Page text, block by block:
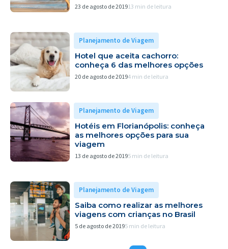
23 de agosto de 201913 min de leitura
Planejamento de Viagem
Hotel que aceita cachorro:
conheça 6 das melhores opções
20 de agosto de 20194 min de leitura
Planejamento de Viagem
Hotéis em Florianópolis: conheça
as melhores opções para sua
viagem
13 de agosto de 20195 min de leitura
Planejamento de Viagem
Saiba como realizar as melhores
viagens com crianças no Brasil
5 de agosto de 20195 min de leitura